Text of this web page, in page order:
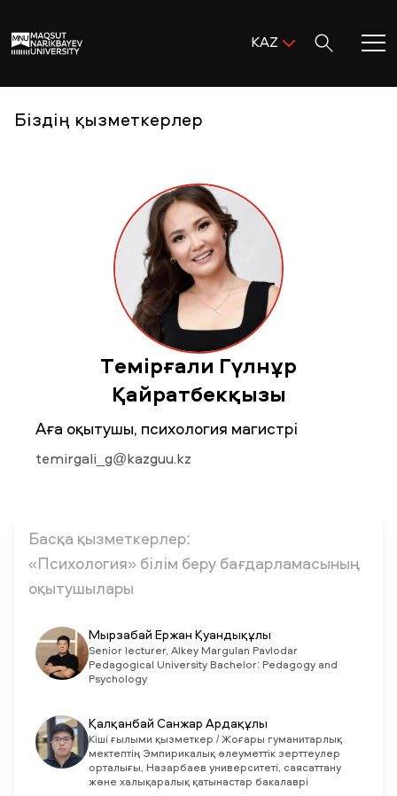
KAZ
Басты бет
Академиялық өмір
Зерттеу және ғылым
Оқуға қабылдау және қолдау
MNU тынысы
ЖАҢАЛЫҚТАР БАҚ БІЗ ТУРАЛЫ ЖҰМЫС ОРЫНДАРЫ
Біздің қызметкерлер
Темірғали Гүлнұр
Қайратбекқызы
Аға оқытушы, психология магистрі
temirgali_g@kazguu.kz
Басқа қызметкерлер:
«Психология» білім беру бағдарламасының
оқытушылары
Мырзабай Ержан Қуандықұлы
Senior lecturer, Alkey Margulan Pavlodar
Pedagogical University Bachelor: Pedagogy and
Psychology
Қалқанбай Санжар Ардақұлы
Кіші ғылыми қызметкер / Жоғары гуманитарлық
мектептің Эмпирикалық әлеуметтік зерттеулер
орталығы, Назарбаев университеті, саясаттану
және халықаралық қатынастар бакалаврі